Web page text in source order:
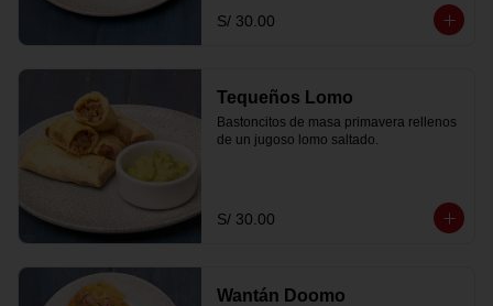
S/ 30.00
Tequeños Lomo
Bastoncitos de masa primavera rellenos
de un jugoso lomo saltado.
S/ 30.00
Wantán Doomo